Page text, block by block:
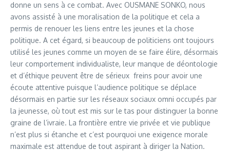
donne un sens à ce combat. Avec OUSMANE SONKO, nous
avons assisté à une moralisation de la politique et cela a
permis de renouer les liens entre les jeunes et la chose
politique. A cet égard, si beaucoup de politiciens ont toujours
utilisé les jeunes comme un moyen de se faire élire, désormais
leur comportement individualiste, leur manque de déontologie
et d’éthique peuvent être de sérieux freins pour avoir une
écoute attentive puisque l’audience politique se déplace
désormais en partie sur les réseaux sociaux omni occupés par
la jeunesse, où tout est mis sur le tas pour distinguer la bonne
graine de l’ivraie. La frontière entre vie privée et vie publique
n’est plus si étanche et c’est pourquoi une exigence morale
maximale est attendue de tout aspirant à diriger la Nation.